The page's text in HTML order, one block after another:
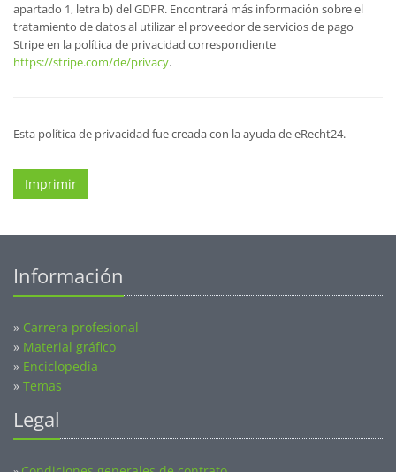
apartado 1, letra b) del GDPR. Encontrará más información sobre el
tratamiento de datos al utilizar el proveedor de servicios de pago
Stripe en la política de privacidad correspondiente
https://stripe.com/de/privacy.
Esta política de privacidad fue creada con la ayuda de eRecht24.
Imprimir
Información
» Carrera profesional
» Material gráfico
» Enciclopedia
» Temas
Legal